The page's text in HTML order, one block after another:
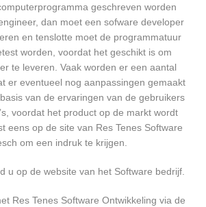
geschreven worden
dan moet een sofware developer
en tenslotte moet de programmatuur
worden, voordat het geschikt is om
te leveren. Vaak worden er een aantal
er eventueel nog aanpassingen gemaakt
van de ervaringen van de gebruikers
voordat het product op de markt wordt
eens op de site van Res Tenes Software
om een indruk te krijgen.
u op de website van het Software bedrijf.
Res Tenes Software Ontwikkeling via de